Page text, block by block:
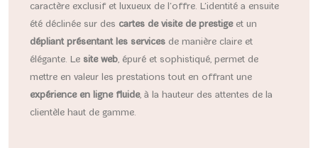
caractère exclusif et luxueux de l’offre. L’identité a ensuite
été déclinée sur des cartes de visite de prestigeet un
dépliant présentant les services de manière claire et
élégante. Le site web, épuré et sophistiqué, permet de
mettre en valeur les prestations tout en offrant une
expérience en ligne fluide, à la hauteur des attentes de la
clientèle haut de gamme.